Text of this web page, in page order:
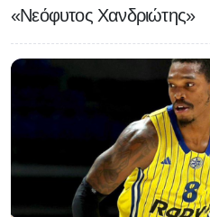
«Νεόφυτος Χανδριώτης»